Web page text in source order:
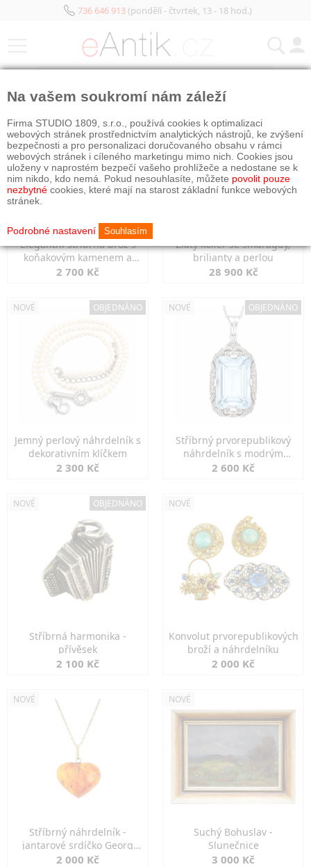
736 646 913(pondělí - čtvrtek, 13 - 18 hod.)
Elegantní stříbrná brož s
koňakovým kamenem a
markazity
2 700 Kč
Zlatý kolier se smaragdy,
brilianty a perlou
28 900 Kč
NOVÉ OBJEDNÁNO
Jemný perlový náhrdelník s
dekorativním klíčkem
2 300 Kč
NOVÉ OBJEDNÁNO
Stříbrný prvorepublikový
náhrdelník s modrým
spinelem
2 600 Kč
NOVÉ OBJEDNÁNO
Stříbrná harmonika -
přívěsek
2 100 Kč
NOVÉ
Konvolut prvorepublikových
broží a náhrdelníku
2 000 Kč
NOVÉ
Stříbrný náhrdelník -
jantarové srdíčko Georg
Kramer
2 000 Kč
NOVÉ
Suchý Bohuslav -
Slunečnice
3 000 Kč
Na vašem soukromí nám záleží
Firma STUDIO 1809, s.r.o., používá cookies k optimalizaci
webových stránek prostřednictvím analytických nástrojů, ke zvýšení
bezpečnosti a pro personalizaci doručovaného obsahu v rámci
webových stránek i cíleného marketingu mimo nich. Cookies jsou
uloženy v naprostém bezpečí vašeho prohlížeče a nedostane se k
nim nikdo, kdo nemá. Pokud nesouhlasíte, můžete povolit pouze
nezbytné cookies, které mají na starost základní funkce webových
stránek.
Podrobné nastavení Souhlasím